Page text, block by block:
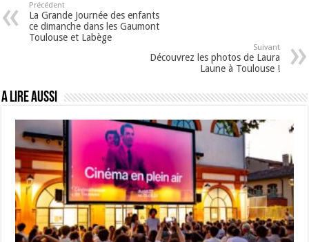
Précédent
La Grande Journée des enfants
ce dimanche dans les Gaumont
Toulouse et Labège
Suivant
Découvrez les photos de Laura
Laune à Toulouse !
A lire aussi